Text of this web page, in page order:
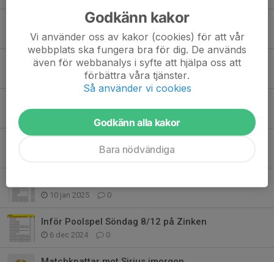
Poolspel 22/11 för Team13 på Zinken
20 nov 2025 0
Tack för den här säsongen! Vi ses snart igen!
28 apr 2025 0
0
10 jan 2025 0
Inför Poolspel Söndag 8/12 på Zinken
6 dec 2024 0
Godkänn kakor
Vi använder oss av kakor (cookies) för att vår
webbplats ska fungera bra för dig. De används
även för webbanalys i syfte att hjälpa oss att
förbättra våra tjänster.
Så använder vi cookies
Godkänn alla kakor
Bara nödvändiga